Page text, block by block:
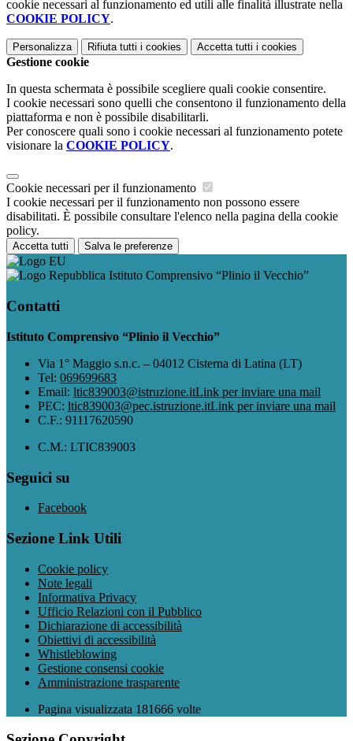
cookie necessari al funzionamento ed utili alle finalità illustrate nella
COOKIE POLICY.
Personalizza Rifiuta tutti i cookies Accetta tutti i cookies
Gestione cookie
In questa schermata è possibile scegliere quali cookie consentire.
I cookie necessari sono quelli che consentono il funzionamento della
piattaforma e non è possibile disabilitarli.
Per conoscere quali sono i cookie necessari al funzionamento potete
visionare la COOKIE POLICY.
Cookie necessari per il funzionamento
I cookie necessari per il funzionamento non possono essere
disabilitati. È possibile consultare l'elenco nella pagina della cookie
policy.
Accetta tutti Salva le preferenze
Istituto Comprensivo “Plinio il Vecchio”
Contatti
Istituto Comprensivo “Plinio il Vecchio”
Via 1° Maggio s.n.c. – 04012 Cisterna di Latina (LT)
Tel: 069699683
Email: ltic839003@istruzione.itLink per inviare una mail
PEC: ltic839003@pec.istruzione.itLink per inviare una mail
C.F.: 91117620590
C.M.: LTIC839003
Seguici su
Facebook
Sezione Link Utili
Cookie policy
Note legali
Informativa Privacy
Ufficio Relazioni con il Pubblico
Dichiarazione di accessibilità
Obiettivi di accessibilità
Whistleblowing
Gestione consensi cookie
Amministrazione trasparente
Pagina visualizzata 181666 volte